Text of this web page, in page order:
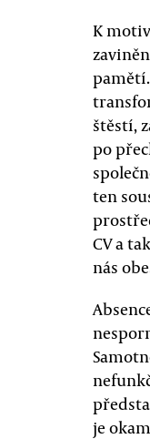
K
štěstí,
po
ten
CV a
nás
je